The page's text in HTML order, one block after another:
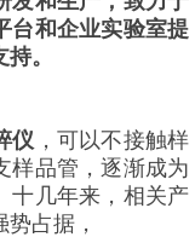
台和企业实验室提
。
仪 ，可以不接触样
样品管，逐渐成为
十几年来，相关产
占据，